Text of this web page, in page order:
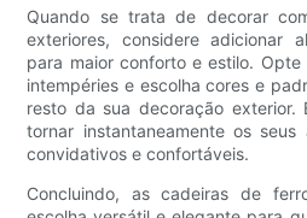
Quando se trata de decorar
exteriores, considere adicionar
para maior conforto e estilo.
intempéries e escolha cores e
resto da sua decoração exterior.
tornar instantaneamente os
convidativos e confortáveis.
Concluindo, as cadeiras de